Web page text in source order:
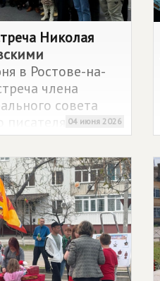
Николая
в Ростове-на-
члена
совета
писателя и
Старикова с
отделения
04 июня 2026